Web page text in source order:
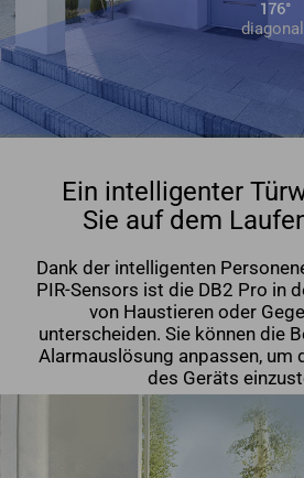
diagonal
Ein intelligenter
Sie auf dem
Dank der intelligenten
PIR-Sensors ist die DB2 Pro in
von Haustieren oder
unterscheiden. Sie können die
Alarmauslösung anpassen, um
des Geräts